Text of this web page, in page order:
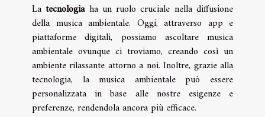
Latecnologiaha un ruolo cruciale nella diffusione
della musica ambientale. Oggi, attraverso app e
piattaforme digitali, possiamo ascoltare musica
ambientale ovunque ci troviamo, creando così un
ambiente rilassante attorno a noi. Inoltre, grazie alla
tecnologia, la musica ambientale può essere
personalizzata in base alle nostre esigenze e
preferenze, rendendola ancora più efficace.